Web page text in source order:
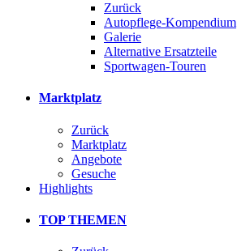
Zurück
Autopflege-Kompendium
Galerie
Alternative Ersatzteile
Sportwagen-Touren
Marktplatz
Zurück
Marktplatz
Angebote
Gesuche
Highlights
TOP THEMEN